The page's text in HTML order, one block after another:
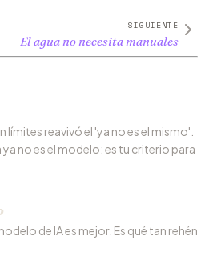
SIGUIENTE
El agua no necesita manuales
límites reavivó el 'ya no es el mismo'.
no es el modelo: es tu criterio para
de IA es mejor. Es qué tan rehén